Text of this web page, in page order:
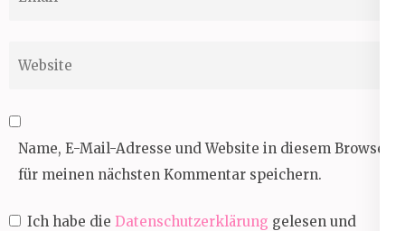
Name, E-Mail-Adresse und Website in diesem Browser
für meinen nächsten Kommentar speichern.
Ich habe die Datenschutzerklärung gelesen und